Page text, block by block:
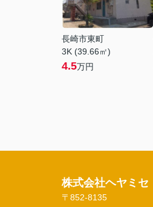
長崎市東町
3K (39.66㎡)
4.5万円
株式会社ヘヤミセ
〒852-8135